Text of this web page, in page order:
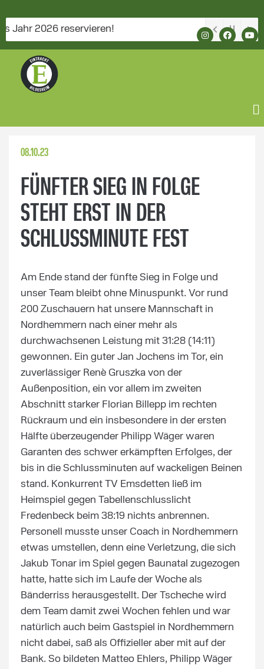
2026 reservieren!
08.10.23
FÜNFTER SIEG IN FOLGE
STEHT ERST IN DER
SCHLUSSMINUTE FEST
Am Ende stand der fünfte Sieg in Folge und
unser Team bleibt ohne Minuspunkt. Vor rund
200 Zuschauern hat unsere Mannschaft in
Nordhemmern nach einer mehr als
durchwachsenen Leistung mit 31:28 (14:11)
gewonnen. Ein guter Jan Jochens im Tor, ein
zuverlässiger Renè Gruszka von der
Außenposition, ein vor allem im zweiten
Abschnitt starker Florian Billepp im rechten
Rückraum und ein insbesondere in der ersten
Hälfte überzeugender Philipp Wäger waren
Garanten des schwer erkämpften Erfolges, der
bis in die Schlussminuten auf wackeligen Beinen
stand. Konkurrent TV Emsdetten ließ im
Heimspiel gegen Tabellenschlusslicht
Fredenbeck beim 38:19 nichts anbrennen.
Personell musste unser Coach in Nordhemmern
etwas umstellen, denn eine Verletzung, die sich
Jakub Tonar im Spiel gegen Baunatal zugezogen
hatte, hatte sich im Laufe der Woche als
Bänderriss herausgestellt. Der Tscheche wird
dem Team damit zwei Wochen fehlen und war
natürlich auch beim Gastspiel in Nordhemmern
nicht dabei, saß als Offizieller aber mit auf der
Bank. So bildeten Matteo Ehlers, Philipp Wäger